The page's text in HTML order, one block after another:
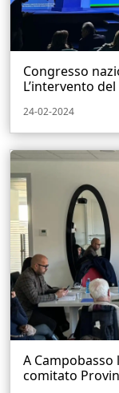
Congresso
L’intervento
24-02-2024
A
comitato